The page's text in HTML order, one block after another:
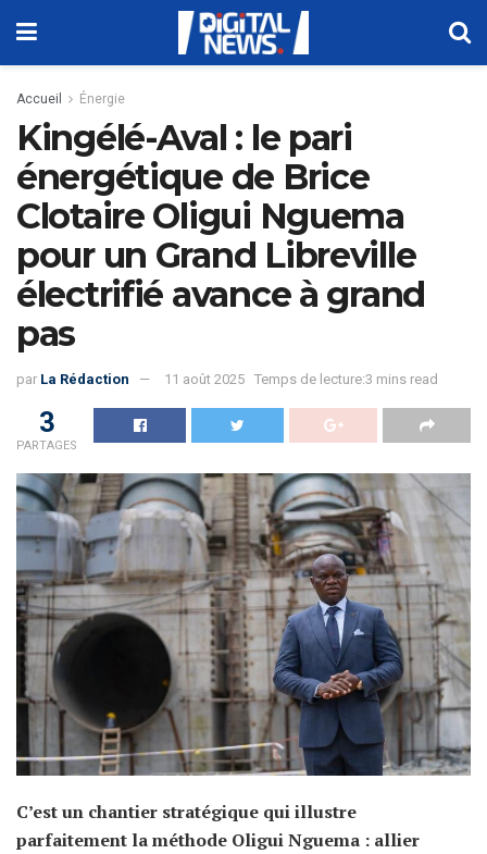
Accueil Énergie
Kingélé-Aval : le pari
énergétique de Brice
Clotaire Oligui Nguema
pour un Grand Libreville
électrifié avance à grand
pas
par La Rédaction 11 août 2025 Temps de lecture:3 mins read
3
PARTAGES
C’est un chantier stratégique qui illustre
parfaitement la méthode Oligui Nguema : allier